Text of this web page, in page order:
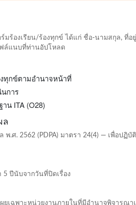
ร้องเรียน/ร้องทุกข์ ได้แก่ ชื่อ-นามสกุล, ที่อ
ฟล์แนบที่ท่านอัปโหลด
งทุกข์ตามอำนาจหน้าที่
การ
น ITA (O28)
ล
.ศ. 2562 (PDPA) มาตรา 24(4) — เพื่อปฏิ
5 ปีนับจากวันที่ปิดเรื่อง
ยเฉพาะหน่วยงานภายในที่มีอำนาจพิจารณ